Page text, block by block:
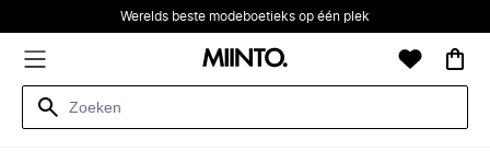
Werelds beste modeboetieks op één plek